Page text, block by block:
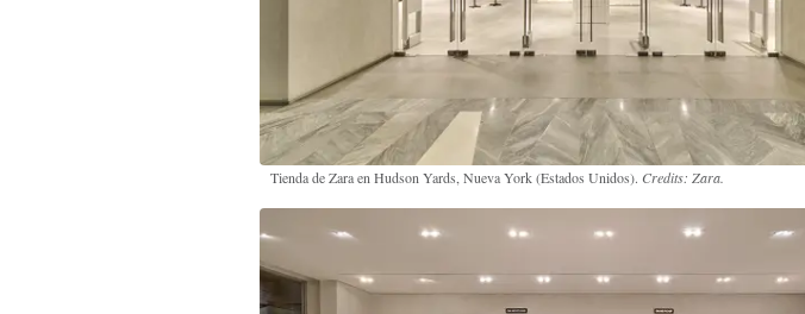
Tienda de Zara en Hudson Yards, Nueva York (Estados Unidos). Credits: Zara.